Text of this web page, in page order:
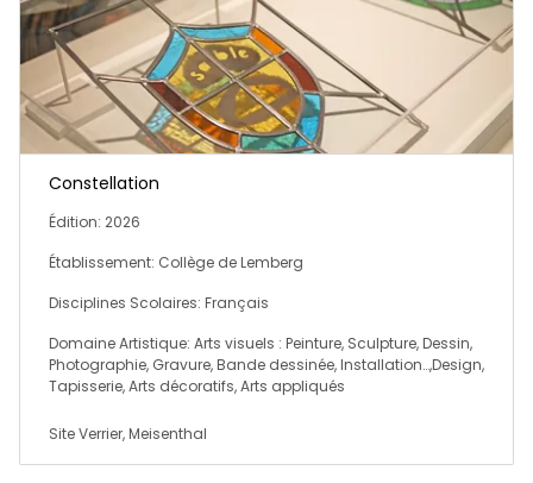
Constellation
Édition: 2026
Établissement: Collège de Lemberg
Disciplines Scolaires: Français
Domaine Artistique: Arts visuels : Peinture, Sculpture, Dessin,
Photographie, Gravure, Bande dessinée, Installation…,Design,
Tapisserie, Arts décoratifs, Arts appliqués
Site Verrier, Meisenthal